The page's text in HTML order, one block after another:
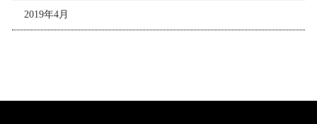
2019年4月